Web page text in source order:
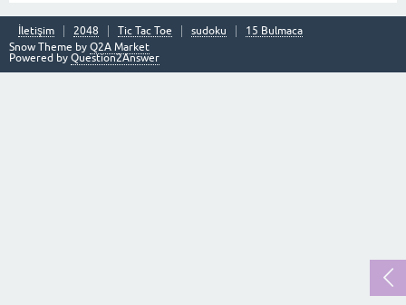
İletişim 2048 Tic Tac Toe sudoku
15 Bulmaca
Snow Theme by Q2A Market
Powered by Question2Answer